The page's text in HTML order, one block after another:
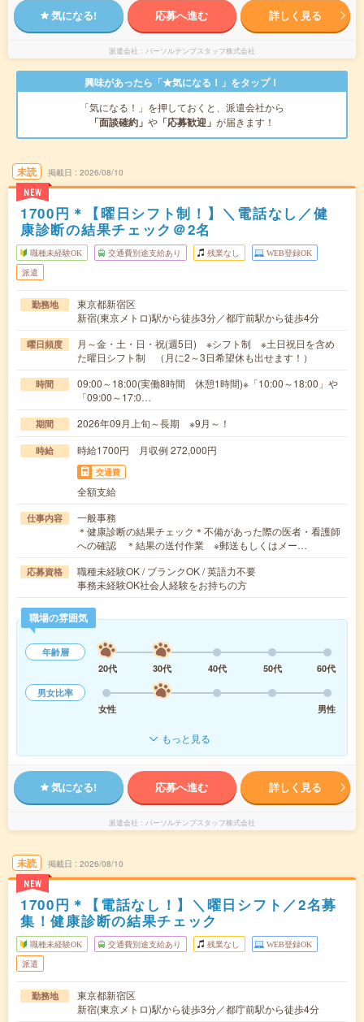
気になる! 応募へ進む 詳しく見る
派遣会社 パーソルテンプスタッフ株式会社
興味があったら「★気になる！」をタップ！
「気になる！」を押しておくと、派遣会社から
「面談確約」 や 「応募歓迎」 が届きます！
未読
NEW
掲載日 2026/08/10
1700円＊【曜日シフト制！】＼電話なし／健
康診断の結果チェック＠2名
職種未経験OK 交通費別途支給あり 残業なし WEB登録OK
派遣
勤務地
東京都新宿区
新宿(東京メトロ)駅から徒歩3分／都庁前駅から徒歩4分
曜日頻度
月～金・土・日・祝(週5日) ※シフト制 ※土日祝日を含め
た曜日シフト制 （月に2～3日希望休も出せます！）
時間
09:00～18:00(実働8時間 休憩1時間)※「10:00～18:00」や
「09:00～17:0…
期間 2026年09月上旬～長期 ※9月～！
時給 時給1700円 月収例 272,000円
交通費
全額支給
仕事内容
一般事務
＊健康診断の結果チェック＊不備があった際の医者・看護師
への確認 ＊結果の送付作業 ※郵送もしくはメー…
応募資格
職種未経験OK / ブランクOK / 英語力不要
事務未経験OK社会人経験をお持ちの方
職場の雰囲気
年齢層
20代
30代 40代 50代
60代
男女比率
女性
男性
もっと見る
気になる! 応募へ進む 詳しく見る
派遣会社 パーソルテンプスタッフ株式会社
未読
NEW
掲載日 2026/08/10
1700円＊【電話なし！】＼曜日シフト／2名募
集！健康診断の結果チェック
職種未経験OK 交通費別途支給あり 残業なし WEB登録OK
派遣
勤務地
東京都新宿区
新宿(東京メトロ)駅から徒歩3分／都庁前駅から徒歩4分